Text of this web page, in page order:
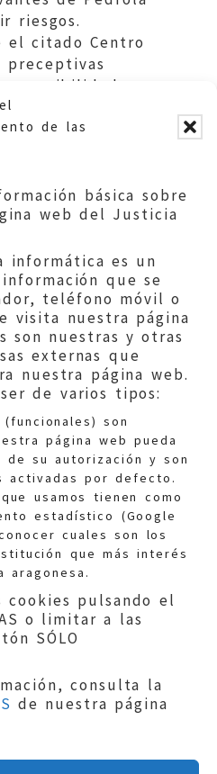
de las
básica sobre
web del Justicia
informática es un
que se
teléfono móvil o
visita nuestra página
son nuestras y otras
externas que
nuestra página web.
de varios tipos:
son
página web pueda
de su autorización y son
activadas por defecto.
usamos tienen como
estadístico (Google
cuales son los
que más interés
aragonesa.
cookies pulsando el
o limitar a las
SÓLO
consulta la
de nuestra página
riesgos.
el citado Centro
preceptivas
accesibilidad.
general:
210/
de privacidad|